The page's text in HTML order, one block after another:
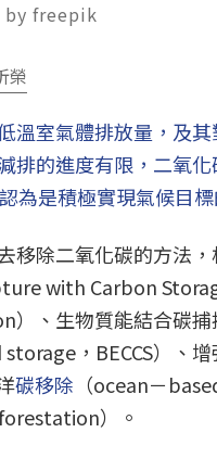
by freepik
榮
溫室氣體排放量，及
排的進度有限，二氧
為是積極實現氣候目標
移除二氧化碳的方法
with Carbon
）、生物質能結合碳
，BECCS）、
碳移除 （ocean－
）。